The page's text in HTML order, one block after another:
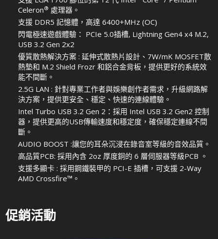
Celeron® 處理器。
支援 DDR5 記憶體，高達 6400+MHz (OC)
閃電極速遊戲體驗： PCIe 5.0插槽, Lightning Gen4 x4 M.2,
USB 3.2 Gen 2x2
優質散熱解決方案 : 延伸式散熱片設計、7W/mK MOSFET散
熱墊和 M.2 Shield Frozr 和鋁合金背板，提供更好的系統效
能不間斷。
2.5G LAN : 針對專業工作者與娛樂創作者需求，升級網路解
決方案，提供更安全、穩定、快速的連線體驗。
Intel Turbo USB 3.2 Gen 2：採用 Intel USB 3.2 Gen2 控制
器，提供更高的USB傳輸速度和穩定度，確保穩定連線不間
斷。
AUDIO BOOST :讓您的耳朵沉浸在錄音室等級的音效品質。
高品質PCB: 採用內含 2oz 厚度銅的 6 層伺服器等級PCB 。
支援多顯卡 : 採用鋼鐵裝甲的 PCI-E 插槽，可支援 2-Way
AMD Crossfire™。
促銷活動